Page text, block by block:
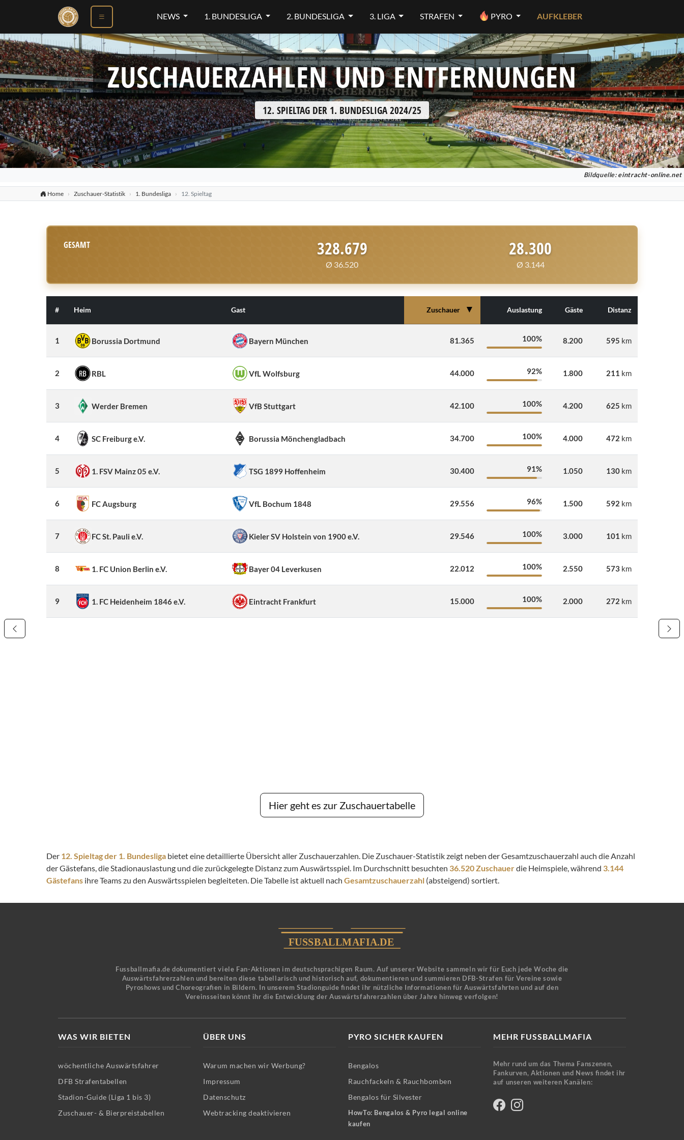
NEWS 1. BUNDESLIGA 2. BUNDESLIGA 3. LIGA STRAFEN PYRO AUFKLEBER
ZUSCHAUERZAHLEN UND ENTFERNUNGEN
12. SPIELTAG DER 1. BUNDESLIGA 2024/25
Bildquelle: eintracht-online.net
Home Zuschauer-Statistik 1. Bundesliga 12. Spieltag
GESAMT 328.679
Ø 36.520
28.300
Ø 3.144
# Heim Gast Zuschauer ▼ Auslastung Gäste Distanz
1 Borussia Dortmund Bayern München 81.365 100% 8.200 595 km
2 RBL VfL Wolfsburg 44.000 92% 1.800 211 km
3 Werder Bremen VfB Stuttgart 42.100 100% 4.200 625 km
4 SC Freiburg e.V. Borussia Mönchengladbach 34.700 100% 4.000 472 km
5 1. FSV Mainz 05 e.V. TSG 1899 Hoffenheim 30.400 91% 1.050 130 km
6 FC Augsburg VfL Bochum 1848 29.556 96% 1.500 592 km
7 FC St. Pauli e.V. Kieler SV Holstein von 1900 e.V. 29.546 100% 3.000 101 km
8 1. FC Union Berlin e.V. Bayer 04 Leverkusen 22.012 100% 2.550 573 km
9 1. FC Heidenheim 1846 e.V. Eintracht Frankfurt 15.000 100% 2.000 272 km
Hier geht es zur Zuschauertabelle
Der 12. Spieltag der 1. Bundesliga bietet eine detaillierte Übersicht aller Zuschauerzahlen. Die Zuschauer-Statistik zeigt neben der Gesamtzuschauerzahl auch die Anzahl
der Gästefans, die Stadionauslastung und die zurückgelegte Distanz zum Auswärtsspiel. Im Durchschnitt besuchten 36.520 Zuschauerdie Heimspiele, während 3.144
Gästefans ihre Teams zu den Auswärtsspielen begleiteten. Die Tabelle ist aktuell nach Gesamtzuschauerzahl (absteigend) sortiert.
Fussballmafia.de dokumentiert viele Fan-Aktionen im deutschsprachigen Raum. Auf unserer Website sammeln wir für Euch jede Woche die
Auswärtsfahrerzahlen und bereiten diese tabellarisch und historisch auf, dokumentieren und summieren DFB-Strafen für Vereine sowie
Pyroshows und Choreografien in Bildern. In unserem Stadionguide findet ihr nützliche Informationen für Auswärtsfahrten und auf den
Vereinsseiten könnt ihr die Entwicklung der Auswärtsfahrerzahlen über Jahre hinweg verfolgen!
WAS WIR BIETEN
wöchentliche Auswärtsfahrer
DFB Strafentabellen
Stadion-Guide (Liga 1 bis 3)
Zuschauer- & Bierpreistabellen
ÜBER UNS
Warum machen wir Werbung?
Impressum
Datenschutz
Webtracking deaktivieren
PYRO SICHER KAUFEN
Bengalos
Rauchfackeln & Rauchbomben
Bengalos für Silvester
HowTo: Bengalos & Pyro legal online
kaufen
MEHR FUSSBALLMAFIA
Mehr rund um das Thema Fanszenen,
Fankurven, Aktionen und News findet ihr
auf unseren weiteren Kanälen: